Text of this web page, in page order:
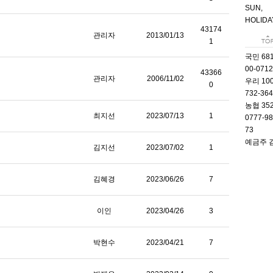
SUN,
BANK
국민
00-
우리
732-
농협
0777-
73
예금주
관리자 2013/01/13
43174
1
관리자 2006/11/02
43366
0
최지선 2023/07/13 1
김지선 2023/07/02 1
김혜경 2023/06/26 7
이인 2023/04/26 3
박현수 2023/04/21 7